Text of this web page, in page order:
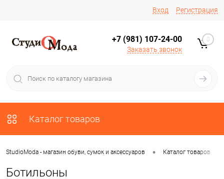
Вход Регистрация
+7 (981) 107-24-00
Заказать звонок
0
Каталог товаров
StudioModa - магазин обуви, сумок и аксессуаров • Каталог товаров
Ботильоны